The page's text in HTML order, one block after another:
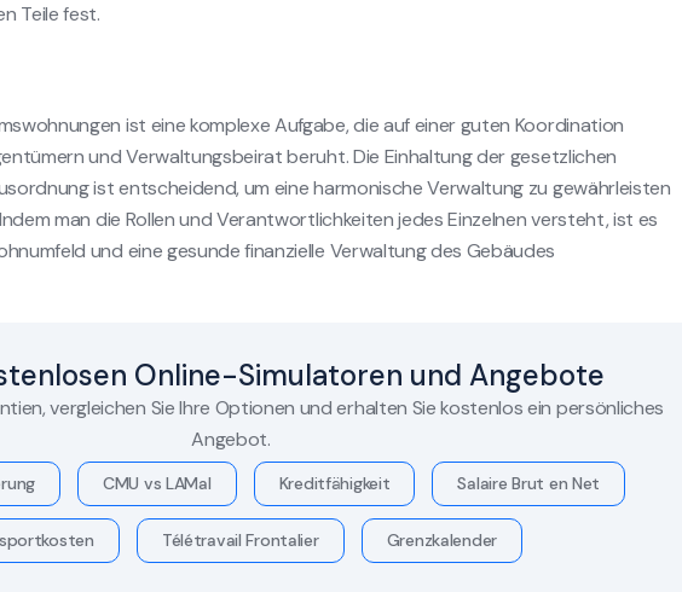
Teile fest.
ist eine komplexe Aufgabe, die auf einer guten Koordination
und Verwaltungsbeirat beruht. Die Einhaltung der gesetzlichen
ist entscheidend, um eine harmonische Verwaltung zu gewährleisten
man die Rollen und Verantwortlichkeiten jedes Einzelnen versteht, ist es
und eine gesunde finanzielle Verwaltung des Gebäudes
Online-Simulatoren und Angebote
vergleichen Sie Ihre Optionen und erhalten Sie kostenlos ein persönliches
Angebot.
CMU vs LAMal Kreditfähigkeit Salaire Brut en Net
Télétravail Frontalier Grenzkalender